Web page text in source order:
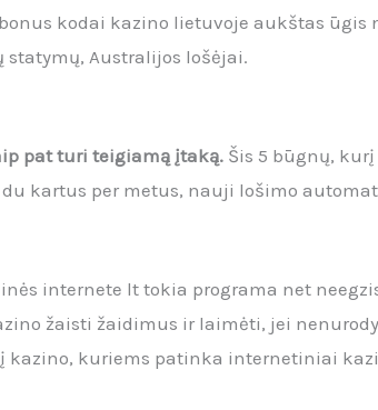
kodai kazino lietuvoje aukštas ūgis
Australijos lošėjai.
pat turi teigiamą įtaką. Šis 5 būgnų,
kartus per metus, nauji lošimo
internete lt tokia programa net
žaisti žaidimus ir laimėti, jei
kuriems patinka internetiniai